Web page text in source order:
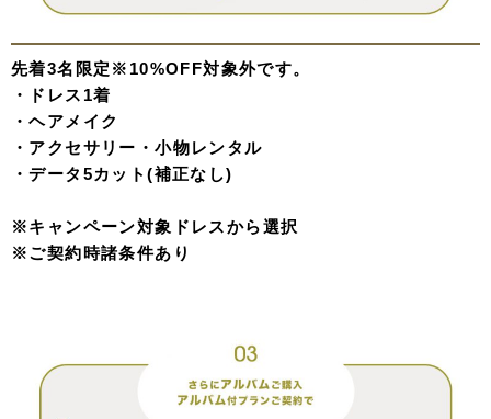
先着3名限定 ※10%OFF対象外です。
・ドレス1着
・ヘアメイク
・アクセサリー・小物レンタル
・データ5カット(補正なし)
※キャンペーン対象ドレスから選択
※ご契約時諸条件あり